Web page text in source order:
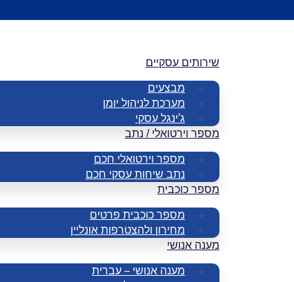
שירותים עסקיים
מבצעים
מערכת לניהול יומן
ג’ינגל עסקי
מספר וירטואלי / נתב
מספר וירטואלי חכם
נתב שיחות עסקי חכם
מספר כוכבית
מספר כוכבית פרטים
מחירון ולהצטרפות אונליין
מענה אנושי
מענה אנושי – עברית